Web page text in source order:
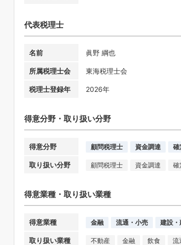
代表税理士
名前 眞野 綱也
所属税理士会 東海税理士会
税理士登録年 2026年
得意分野・取り扱い分野
得意分野 顧問税理士 資金調達 確
取り扱い分野 顧問税理士 資金調達 確
得意業種・取り扱い業種
得意業種 金融 流通・小売 建設・
取り扱い業種 不動産 金融 飲食 流